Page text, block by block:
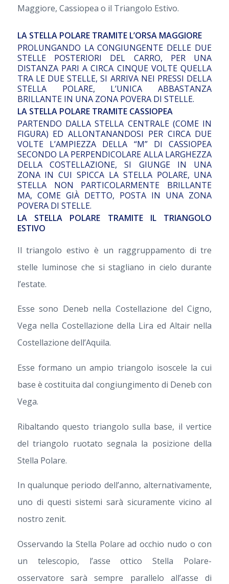
Maggiore, Cassiopea o il Triangolo Estivo.
LA STELLA POLARE TRAMITE L’ORSA MAGGIORE
PROLUNGANDO LA CONGIUNGENTE DELLE DUE
STELLE POSTERIORI DEL CARRO, PER UNA
DISTANZA PARI A CIRCA CINQUEVOLTE QUELLA
TRA LE DUE STELLE, SI ARRIVA NEI PRESSI DELLA
STELLA POLARE, L’UNICA ABBASTANZA
BRILLANTE IN UNA ZONA POVERA DI STELLE.
LA STELLA POLARE TRAMITE CASSIOPEA
PARTENDO DALLA STELLA CENTRALE (COME IN
FIGURA) ED ALLONTANANDOSI PER CIRCA DUE
VOLTE L’AMPIEZZA DELLA “M” DI CASSIOPEA
SECONDO LA PERPENDICOLARE ALLA LARGHEZZA
DELLA COSTELLAZIONE, SI GIUNGE IN UNA
ZONA IN CUI SPICCA LA STELLA POLARE, UNA
STELLA NON PARTICOLARMENTE BRILLANTE
MA, COME GIÀ DETTO, POSTA IN UNA ZONA
POVERA DI STELLE.
LA STELLA POLARE TRAMITE IL TRIANGOLO
ESTIVO
Il triangolo estivo è un raggruppamento di tre
stelle luminose che si stagliano in cielo durante
l’estate.
Esse sono Deneb nella Costellazione del Cigno,
Vega nella Costellazione della Lira ed Altair nella
Costellazione dell’Aquila.
Esse formano un ampio triangolo isoscele la cui
base è costituita dal congiungimento di Deneb con
Vega.
Ribaltando questo triangolo sulla base, il vertice
del triangolo ruotato segnala la posizione della
Stella Polare.
In qualunque periodo dell’anno, alternativamente,
uno di questi sistemi sarà sicuramente vicino al
nostro zenit.
Osservando la Stella Polare ad occhio nudo o con
un telescopio, l’asse ottico Stella Polare-
osservatore sarà sempre parallelo all’asse di